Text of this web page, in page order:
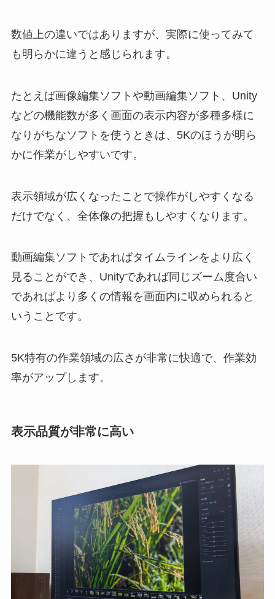
数値上の違いではありますが、実際に使ってみて
も明らかに違うと感じられます。
たとえば画像編集ソフトや動画編集ソフト、Unity
などの機能数が多く画面の表示内容が多種多様に
なりがちなソフトを使うときは、5Kのほうが明ら
かに作業がしやすいです。
表示領域が広くなったことで操作がしやすくなる
だけでなく、全体像の把握もしやすくなります。
動画編集ソフトであればタイムラインをより広く
見ることができ、Unityであれば同じズーム度合い
であればより多くの情報を画面内に収められると
いうことです。
5K特有の作業領域の広さが非常に快適で、作業効
率がアップします。
表示品質が非常に高い